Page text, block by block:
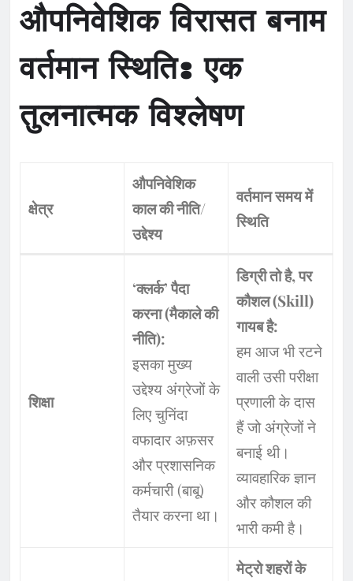
औपनिवेशिक विरासत बनाम
वर्तमान स्थिति: एक
तुलनात्मक विश्लेषण
क्षेत्र
औपनिवेशिक
काल की नीति/
उद्देश्य
वर्तमान समय में
स्थिति
शिक्षा
‘क्लर्क’ पैदा
करना (मैकाले की
नीति):
इसका मुख्य
उद्देश्य अंग्रेजों के
लिए चुनिंदा
वफादार अफ़सर
और प्रशासनिक
कर्मचारी (बाबू)
तैयार करना था।
डिग्री तो है, पर
कौशल (Skill)
गायब है:
हम आज भी रटने
वाली उसी परीक्षा
प्रणाली के दास
हैं जो अंग्रेजों ने
बनाई थी।
व्यावहारिक ज्ञान
और कौशल की
भारी कमी है।
मेट्रो शहरों के